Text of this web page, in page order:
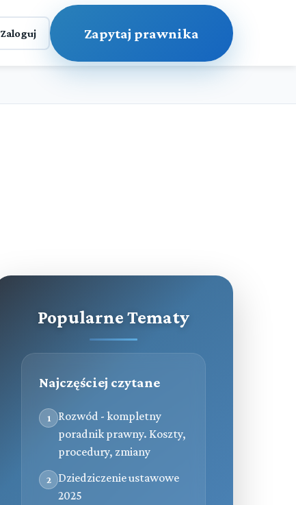
Zaloguj Zapytaj prawnika
Popularne Tematy
Najczęściej czytane
1
Rozwód - kompletny
poradnik prawny. Koszty,
procedury, zmiany
2
Dziedziczenie ustawowe
2025